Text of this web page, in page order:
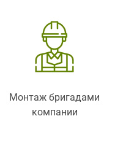
Монтаж бригадами
компании